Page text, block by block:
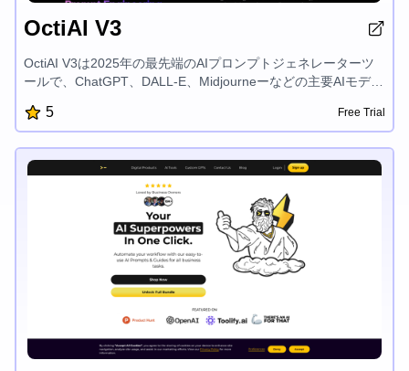
OctiAI V3
OctiAI V3は2025年の最先端のAIプロンプトジェネレーターツ
ールで、ChatGPT、DALL-E、Midjourneーなどの主要AIモデル
ンターフェイス、高度なプロンプト機能、組み込みのAIアシス
タントを備えており、OctiAIは、コンテンツ作成からデータ分
に引き出すことができます。
5 Free Trial